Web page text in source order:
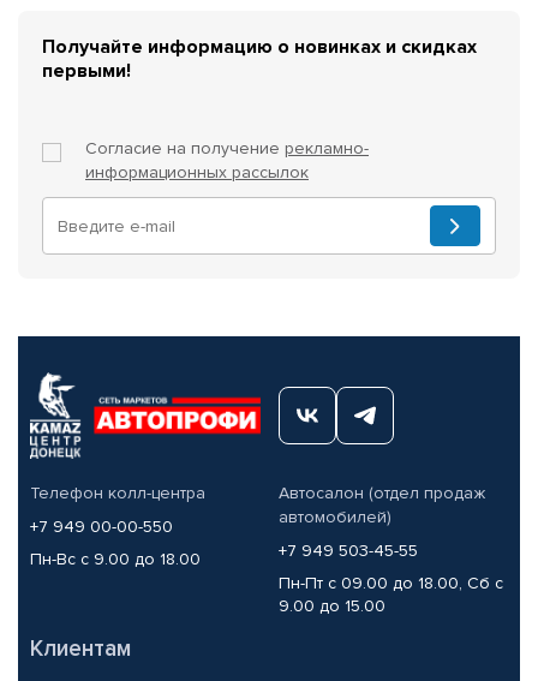
Получайте информацию о новинках и скидках
первыми!
Согласие на получение рекламно-
информационных рассылок
Телефон колл-центра
+7 949 00-00-550
Пн-Вс с 9.00 до 18.00
Автосалон (отдел продаж
автомобилей)
+7 949 503-45-55
Пн-Пт с 09.00 до 18.00, Сб с
9.00 до 15.00
Клиентам